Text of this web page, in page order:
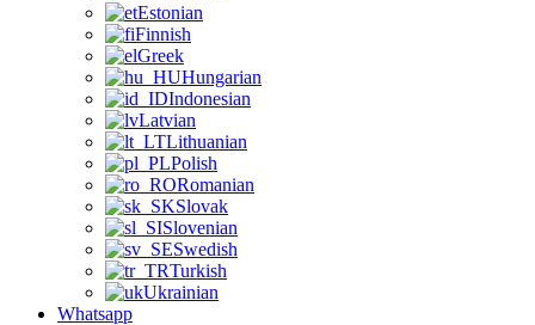
Estonian
Finnish
Greek
Hungarian
Indonesian
Latvian
Lithuanian
Polish
Romanian
Slovak
Slovenian
Swedish
Turkish
Ukrainian
Whatsapp